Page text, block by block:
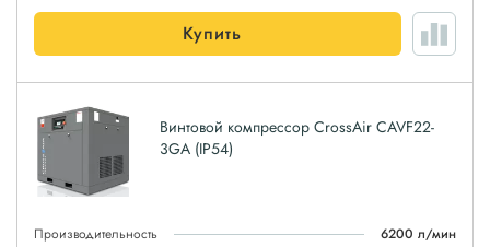
Купить
Винтовой компрессор CrossAir CAVF22-
3GA (IP54)
Производительность
6200 л/мин